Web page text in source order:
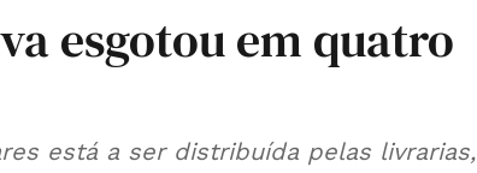
esgotou em quatro
está a ser distribuída pelas livrarias,